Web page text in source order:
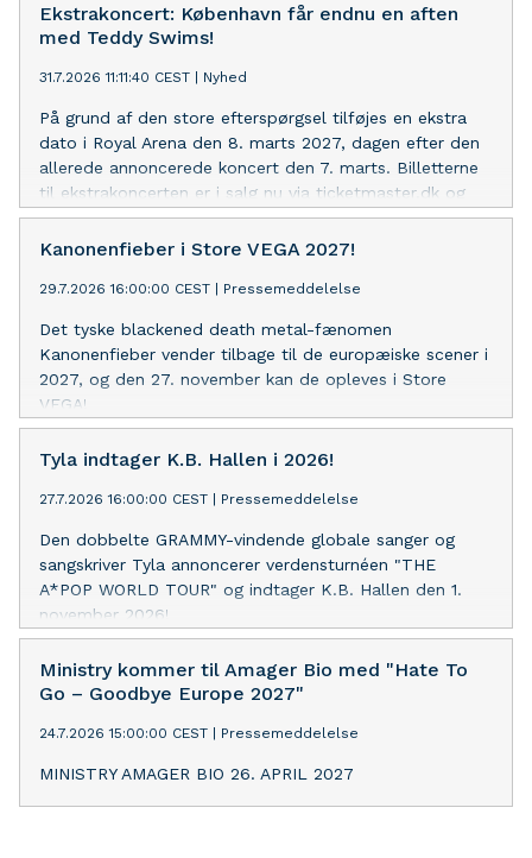
Ekstrakoncert: København får endnu en aften
med Teddy Swims!
31.7.2026 11:11:40 CEST | Nyhed
På grund af den store efterspørgsel tilføjes en ekstra
dato i Royal Arena den 8. marts 2027, dagen efter den
allerede annoncerede koncert den 7. marts. Billetterne
til ekstrakoncerten er i salg nu via ticketmaster.dk og
livenation.dk
Kanonenfieber i Store VEGA 2027!
29.7.2026 16:00:00 CEST | Pressemeddelelse
Det tyske blackened death metal-fænomen
Kanonenfieber vender tilbage til de europæiske scener i
2027, og den 27. november kan de opleves i Store
VEGA!
Tyla indtager K.B. Hallen i 2026!
27.7.2026 16:00:00 CEST | Pressemeddelelse
Den dobbelte GRAMMY-vindende globale sanger og
sangskriver Tyla annoncerer verdensturnéen "THE
A*POP WORLD TOUR" og indtager K.B. Hallen den 1.
november 2026!
Ministry kommer til Amager Bio med "Hate To
Go – Goodbye Europe 2027"
24.7.2026 15:00:00 CEST | Pressemeddelelse
MINISTRY AMAGER BIO 26. APRIL 2027